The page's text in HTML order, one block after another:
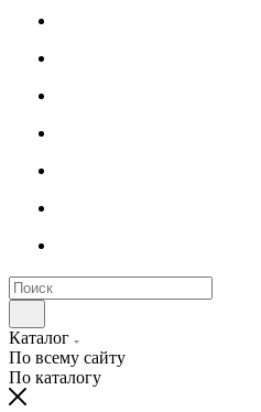
Каталог
По всему сайту
По каталогу